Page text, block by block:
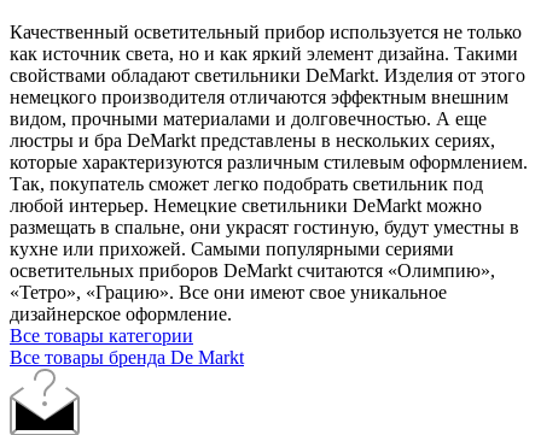
Качественный осветительный прибор используется не только
как источник света, но и как яркий элемент дизайна. Такими
свойствами обладают светильники DeMarkt. Изделия от этого
немецкого производителя отличаются эффектным внешним
видом, прочными материалами и долговечностью. А еще
люстры и бра DeMarkt представлены в нескольких сериях,
которые характеризуются различным стилевым оформлением.
Так, покупатель сможет легко подобрать светильник под
любой интерьер. Немецкие светильники DeMarkt можно
размещать в спальне, они украсят гостиную, будут уместны в
кухне или прихожей. Самыми популярными сериями
осветительных приборов DeMarkt считаются «Олимпию»,
«Тетро», «Грацию». Все они имеют свое уникальное
дизайнерское оформление.
Все товары категории
Все товары бренда De Markt